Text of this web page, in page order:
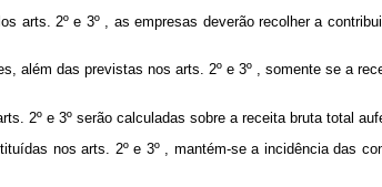
arts. 2º e 3º , as empresas deverão recolher a
além das previstas nos arts. 2º e 3º , somente se a
2º e 3º serão calculadas sobre a receita bruta total
nos arts. 2º e 3º , mantém-se a incidência das